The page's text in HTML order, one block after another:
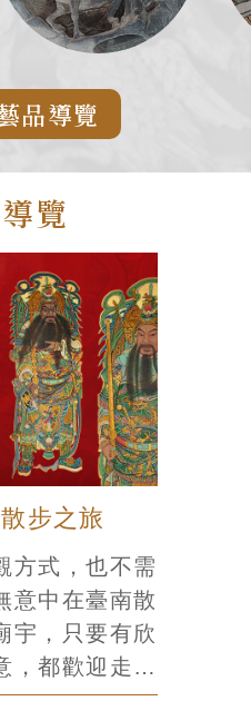
的
天后宮有著
香火延綿不
也是請來最好
師的留筆，廟
的匾額、文
裝飾，樣樣都
品。
品導覽
覽
步之旅
方式，也不需
意中在臺南散
宇，只要有欣
，都歡迎走進
為了把最好獻